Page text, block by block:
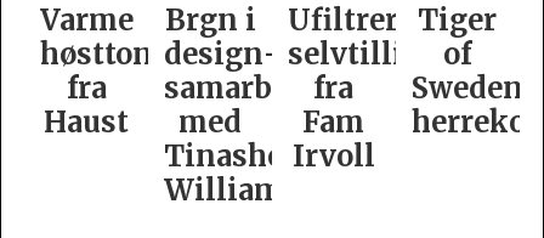
Brgn i
design­
samarbeid
med
Williamson
Ufiltrert
selvtillit
fra
Fam
Irvoll
Tiger
of
Swedens
herrekolleksjon
Slik
er
dame­